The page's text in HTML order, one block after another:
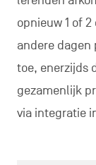
opnieuw 1 of
andere dagen
toe, enerzijds
gezamenlijk
via integratie